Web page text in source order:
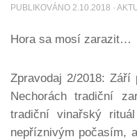
PUBLIKOVÁNO 2.10.2018 ·
Hora sa mosí zarazit…
Zpravodaj 2/2018:
Nechorách tradiční
tradiční vinařský
nepříznivým počasím,